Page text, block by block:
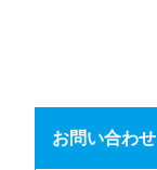
お問い合わせ